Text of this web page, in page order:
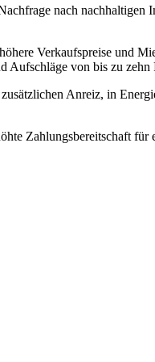
nach nachhaltigen
Verkaufspreise und
Aufschläge von bis zu zehn
Anreiz, in
Zahlungsbereitschaft für